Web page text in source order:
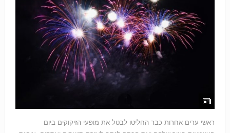
ראשי ערים אחרות כבר החליטו לבטל את מופעי הזיקוקים ביום